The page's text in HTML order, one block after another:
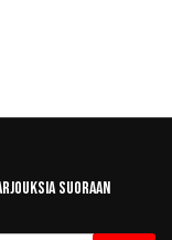
suoraan